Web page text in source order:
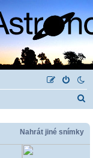
e
Nahrát jiné snímky